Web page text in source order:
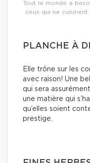
Tout le monde a
ceux qui ne cuisinent
PLANCHE À
Elle trône sur les
avec raison! Une
qui sera
une matière qui
qu’elles soient
prestige.